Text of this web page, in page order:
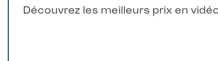
Découvrez les meilleurs prix en